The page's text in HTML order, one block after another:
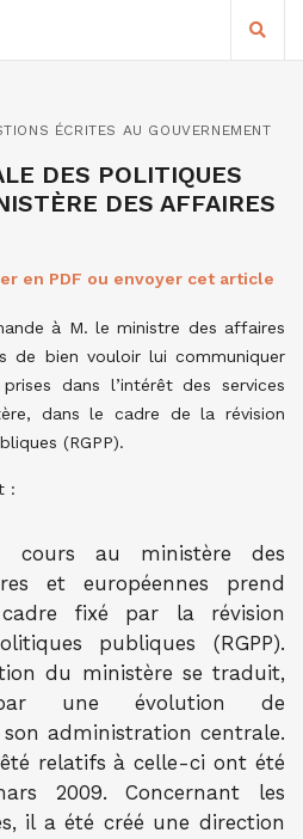
ÉCRITES AU GOUVERNEMENT
DES POLITIQUES
DES AFFAIRES
en PDF ou envoyer cet article
à M. le ministre des affaires
de bien vouloir lui communiquer
dans l’intérêt des services
dans le cadre de la révision
(RGPP).
:
cours au ministère des
et européennes prend
fixé par la révision
publiques (RGPP).
du ministère se traduit,
une évolution de
son administration centrale.
relatifs à celle-ci ont été
2009. Concernant les
il a été créé une direction